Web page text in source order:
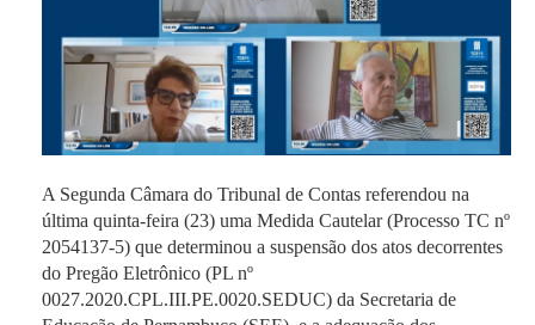
A Segunda Câmara do Tribunal de Contas referendou na
última quinta-feira (23) uma Medida Cautelar (Processo TC nº
2054137-5) que determinou a suspensão dos atos decorrentes
do Pregão Eletrônico (PL nº
0027.2020.CPL.III.PE.0020.SEDUC) da Secretaria de